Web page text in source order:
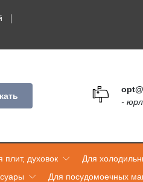
-
плит, духовок Для
Для посудомоечных